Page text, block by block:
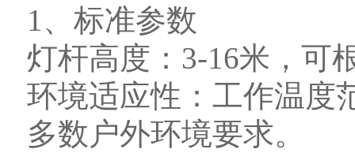
1、标准参数
灯杆高度：3-16米，可
环境适应性：工作温
多数户外环境要求。